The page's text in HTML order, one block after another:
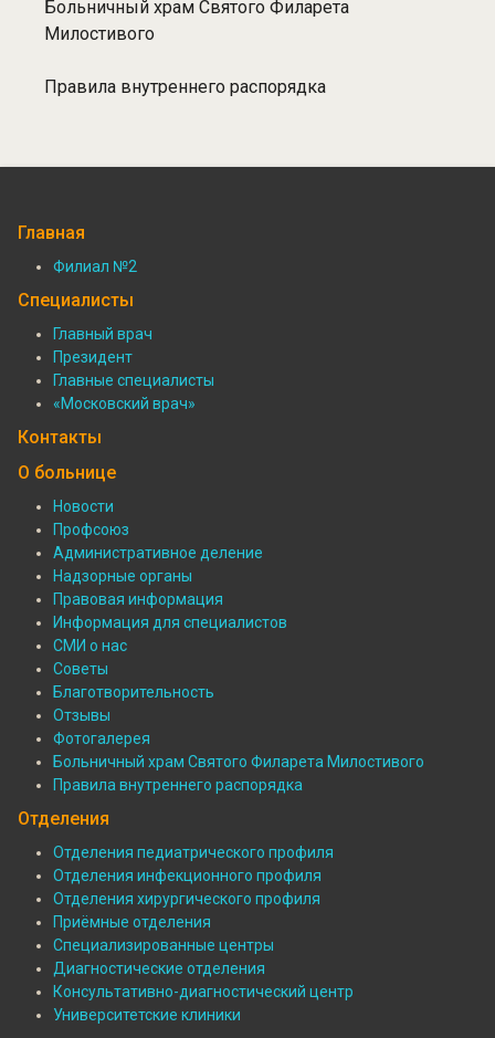
Больничный храм Святого Филарета
Милостивого
Правила внутреннего распорядка
Главная
Подвал:
Филиалы
Филиал №2
Специалисты
Подвал:
Специалисты
Главный врач
Президент
Главные специалисты
«Московский врач»
Контакты
О больнице
Подвал:
больнице
Новости
Профсоюз
Административное деление
Надзорные органы
Правовая информация
Информация для специалистов
СМИ о нас
Советы
Благотворительность
Отзывы
Фотогалерея
Больничный храм Святого Филарета Милостивого
Правила внутреннего распорядка
Отделения
Подвал:
Отделения
Отделения педиатрического профиля
Отделения инфекционного профиля
Отделения хирургического профиля
Приёмные отделения
Специализированные центры
Диагностические отделения
Консультативно-диагностический центр
Университетские клиники